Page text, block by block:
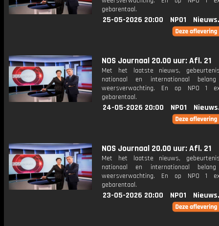
gebarentaal.
25-05-2026 20:00 NPO1
NOS Journaal 20.00 uur: Afl. 21
Met het laatste nieuws,
nationaal en internationaal
weersverwachting. En op NPO 1
gebarentaal.
24-05-2026 20:00 NPO1
NOS Journaal 20.00 uur: Afl. 21
Met het laatste nieuws,
nationaal en internationaal
weersverwachting. En op NPO 1
gebarentaal.
23-05-2026 20:00 NPO1